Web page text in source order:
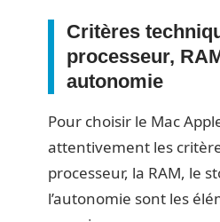
Critères
processeur,
autonomie
Pour choisir le Mac
attentivement les
processeur, la RAM, le
l’autonomie sont les